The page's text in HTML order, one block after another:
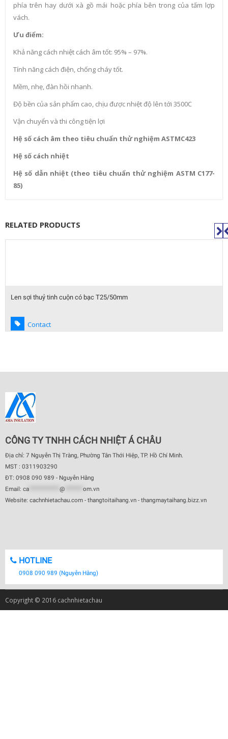
phía trên hay dưới xà gồ mái hoặc phía bên trong của tấm lợp
vách.
Ưu điểm:
Khả năng cách nhiệt cách âm tốt: 95% – 97%.
Tính năng cách điện, chống cháy tốt.
Mềm, nhẹ, đàn hồi nhanh.
Độ bền của sản phẩm cao, chịu được nhiệt độ lên tới 3500C
Vận chuyển và thi công tiện lợi
Hệ số cách âm theo tiêu chuẩn thử nghiệm ASTMC423
Hệ số cách nhiệt
Hệ số dẫn nhiệt (theo tiêu chuẩn thử nghiệm ASTM C177-
85)
RELATED PRODUCTS
Len sợi thuỷ tinh cuộn có bạc T25/50mm
Contact
CÔNG TY TNHH CÁCH NHIỆT Á CHÂU
Địa chỉ: 7 Nguyễn Thị Tràng, Phường Tân Thới Hiệp, TP. Hồ Chí Minh.
MST : 0311903290
ĐT: 0908 090 989 - Nguyễn Hằng
Email: ca @
om.vn
Website: cachnhietachau.com - thangtoitaihang.vn - thangmaytaihang.bizz.vn
HOTLINE
0908 090 989 (Nguyễn Hằng)
Copyright © 2016 cachnhietachau